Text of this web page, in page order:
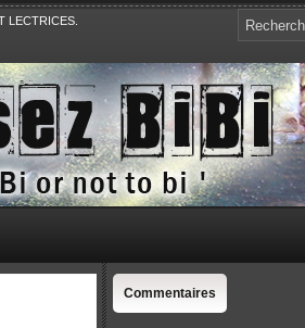
LECTRICES.
Revue de presse et de blogs.
Commentaires